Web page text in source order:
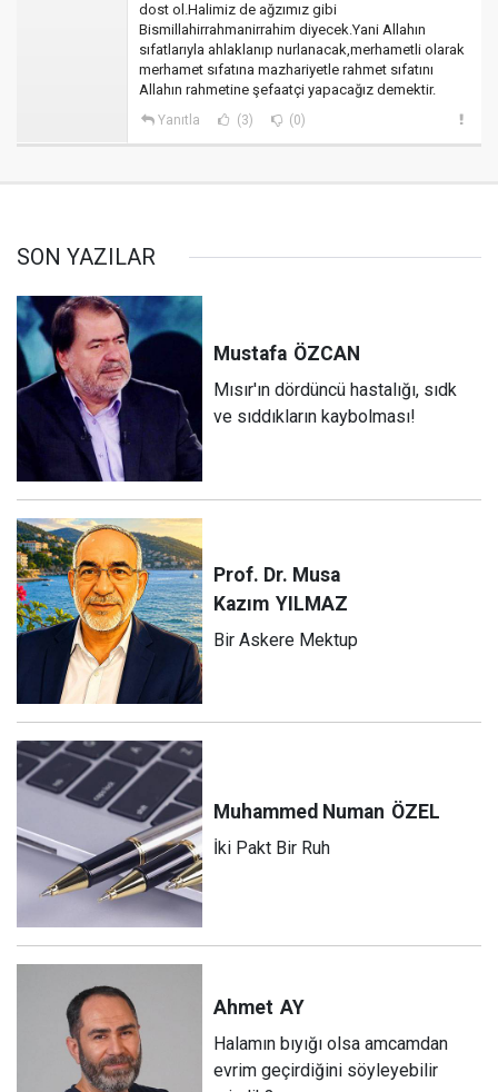
dost ol.Halimiz de ağzımız gibi
Bismillahirrahmanirrahim diyecek.Yani Allahın
sıfatlarıyla ahlaklanıp nurlanacak,merhametli olarak
merhamet sıfatına mazhariyetle rahmet sıfatını
Allahın rahmetine şefaatçi yapacağız demektir.
Yanıtla (3) (0)
SON YAZILAR
Mustafa ÖZCAN
Mısır'ın dördüncü hastalığı, sıdk
ve sıddıkların kaybolması!
Prof. Dr. Musa
Kazım YILMAZ
Bir Askere Mektup
Muhammed Numan ÖZEL
İki Pakt Bir Ruh
Ahmet AY
Halamın bıyığı olsa amcamdan
evrim geçirdiğini söyleyebilir